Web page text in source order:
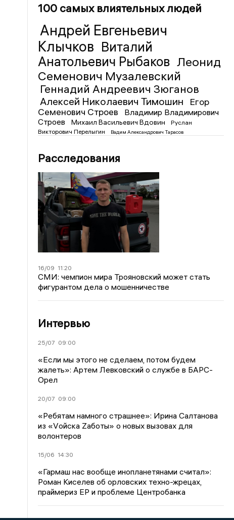
100 самых влиятельных людей
Андрей Евгеньевич
Клычков Виталий
Анатольевич Рыбаков Леонид
Семенович Музалевский
Геннадий Андреевич Зюганов
Алексей Николаевич Тимошин
Егор
Семенович Строев
Владимир Владимирович
Строев
Михаил Васильевич Вдовин
Руслан
Викторович Перелыгин
Вадим Александрович Тарасов
Расследования
16/09 11:20
СМИ: чемпион мира Трояновский может стать
фигурантом дела о мошенничестве
Интервью
25/07 09:00
«Если мы этого не сделаем, потом будем
жалеть»: Артем Левковский о службе в БАРС-
Орел
20/07 09:00
«Ребятам намного страшнее»: Ирина Салтанова
из «Vойска Zаботы» о новых вызовах для
волонтеров
15/06 14:30
«Гармаш нас вообще инопланетянами считал»:
Роман Киселев об орловских техно-жрецах,
праймериз ЕР и проблеме Центробанка